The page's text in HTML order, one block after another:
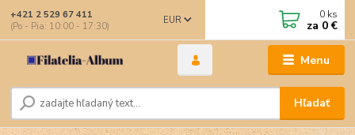
Menu
EUR
Hľadať
+421 2 529 67 411
(Po - Pia: 10:00 - 17:30)
0 ks
za 0 €